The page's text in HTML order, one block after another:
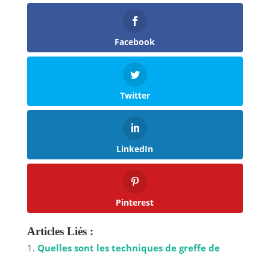
Facebook
Twitter
LinkedIn
Pinterest
Articles Liés :
Quelles sont les techniques de greffe de